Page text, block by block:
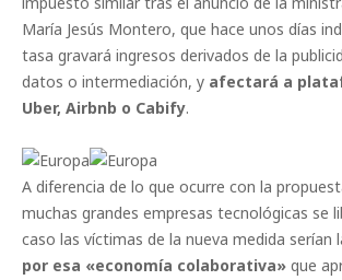
María Jesús Montero, que hace unos días
tasa gravará ingresos derivados de la
datos o intermediación, y afectará a
Uber, Airbnb o Cabify.
A diferencia de lo que ocurre con la
muchas grandes empresas tecnológicas se
caso las víctimas de la nueva medida serían
por esa «economía colaborativa» que